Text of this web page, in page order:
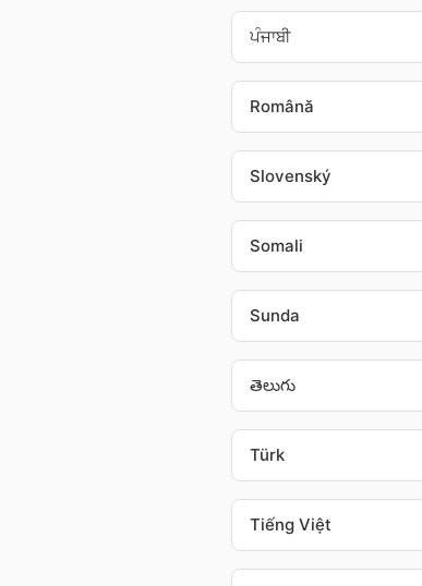
ਪੰਜਾਬੀ
Română
Slovenský
Somali
Sunda
తెలుగు
Türk
Tiếng Việt